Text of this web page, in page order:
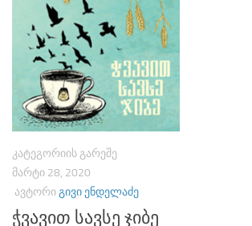
ᲙᲐᲢᲔᲒᲝᲠᲘᲘᲡ ᲒᲐᲠᲔᲨᲔ
ᲛᲐᲠᲢᲘ 28, 2020
ᲐᲕᲢᲝᲠᲘᲒᲘᲕᲘ ᲔᲜᲓᲔᲚᲐᲫᲔ
ჭვავით სავსე ჯიბე